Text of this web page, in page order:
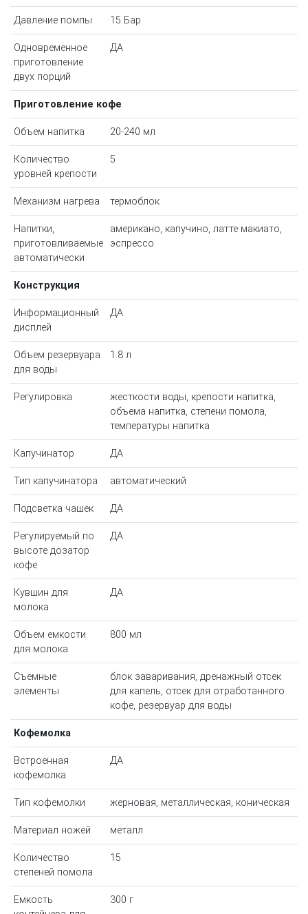
Давление помпы 15 Бар
Одновременное
приготовление
двух порций
ДА
Приготовление кофе
Объем напитка 20-240 мл
Количество
уровней крепости
5
Механизм нагрева термоблок
Напитки,
приготовливаемые
автоматически
американо, капучино, латте макиато,
эспрессо
Конструкция
Информационный
дисплей
ДА
Объем резервуара
для воды
1.8 л
Регулировка
жесткости воды, крепости напитка,
объема напитка, степени помола,
температуры напитка
Капучинатор ДА
Тип капучинатора автоматический
Подсветка чашек ДА
Регулируемый по
высоте дозатор
кофе
ДА
Кувшин для
молока
ДА
Объем емкости
для молока
800 мл
Съемные
элементы
блок заваривания, дренажный отсек
для капель, отсек для отработанного
кофе, резервуар для воды
Кофемолка
Встроенная
кофемолка
ДА
Тип кофемолки жерновая, металлическая, коническая
Материал ножей металл
Количество
степеней помола
15
Емкость
300 г